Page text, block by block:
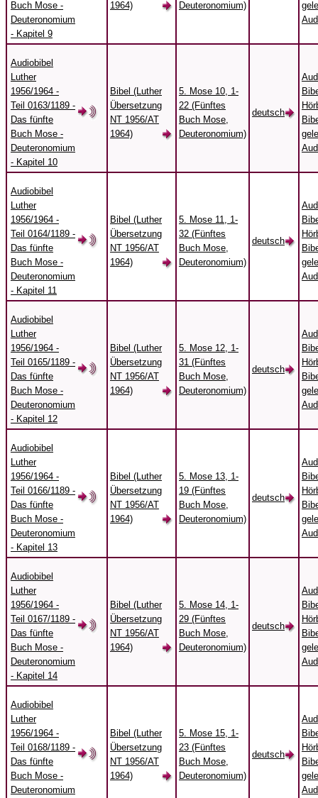
Buch Mose -
Deuteronomium
- Kapitel 9
1964) Deuteronomium)
Audiobibel
Luther
1956/1964 -
Teil 0163/1189 -
Das fünfte
Buch Mose -
Deuteronomium
- Kapitel 10
Bibel (Luther
Übersetzung
NT 1956/AT
1964)
5. Mose 10, 1-
22 (Fünftes
Buch Mose,
Deuteronomium)
deutsch
Audiobibel
Luther
1956/1964 -
Teil 0164/1189 -
Das fünfte
Buch Mose -
Deuteronomium
- Kapitel 11
Bibel (Luther
Übersetzung
NT 1956/AT
1964)
5. Mose 11, 1-
32 (Fünftes
Buch Mose,
Deuteronomium)
deutsch
Audiobibel
Luther
1956/1964 -
Teil 0165/1189 -
Das fünfte
Buch Mose -
Deuteronomium
- Kapitel 12
Bibel (Luther
Übersetzung
NT 1956/AT
1964)
5. Mose 12, 1-
31 (Fünftes
Buch Mose,
Deuteronomium)
deutsch
Audiobibel
Luther
1956/1964 -
Teil 0166/1189 -
Das fünfte
Buch Mose -
Deuteronomium
- Kapitel 13
Bibel (Luther
Übersetzung
NT 1956/AT
1964)
5. Mose 13, 1-
19 (Fünftes
Buch Mose,
Deuteronomium)
deutsch
Audiobibel
Luther
1956/1964 -
Teil 0167/1189 -
Das fünfte
Buch Mose -
Deuteronomium
- Kapitel 14
Bibel (Luther
Übersetzung
NT 1956/AT
1964)
5. Mose 14, 1-
29 (Fünftes
Buch Mose,
Deuteronomium)
deutsch
Audiobibel
Luther
1956/1964 -
Teil 0168/1189 -
Das fünfte
Buch Mose -
Deuteronomium
Bibel (Luther
Übersetzung
NT 1956/AT
1964)
5. Mose 15, 1-
23 (Fünftes
Buch Mose,
Deuteronomium)
deutsch